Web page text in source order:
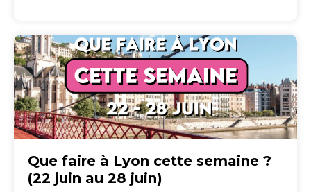
Que faire à Lyon cette semaine ?
(22 juin au 28 juin)